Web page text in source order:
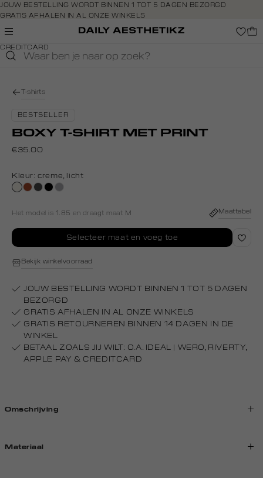
Navigeer
direct naar
de
Open de
direct
footer
JOUW BESTELLING WORDT BINNEN 1 TOT 5 DAGEN BEZORGD
GRATIS AFHALEN IN AL ONZE WINKELS
GRATIS RETOURNEREN BINNEN 14 DAGEN IN DE WINKEL
BETAAL ZOALS JIJ WILT: O.A. IDEAL, RIVERTY, APPLE PAY &
CREDITCARD
T-shirts
BESTSELLER
BOXY T-SHIRT MET PRINT
€35.00
Kleur:creme, licht
creme,
bruindonkergrijs
zwart
grijs,
Het model is 1.85 en draagt maat M Maattabel
Selecteer maat en voeg toe
Bekijk winkelvoorraad
JOUW BESTELLING WORDT BINNEN 1 TOT 5 DAGEN
BEZORGD
GRATIS AFHALEN IN AL ONZE WINKELS
GRATIS RETOURNEREN BINNEN 14 DAGEN IN DE
WINKEL
BETAAL ZOALS JIJ WILT: O.A. IDEAL | WERO, RIVERTY,
APPLE PAY & CREDITCARD
Omschrijving
Materiaal